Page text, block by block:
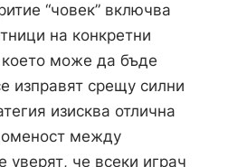
“човек” включва
на конкретни
може да бъде
изправят срещу силни
изисква отлична
между
уверят, че всеки играч